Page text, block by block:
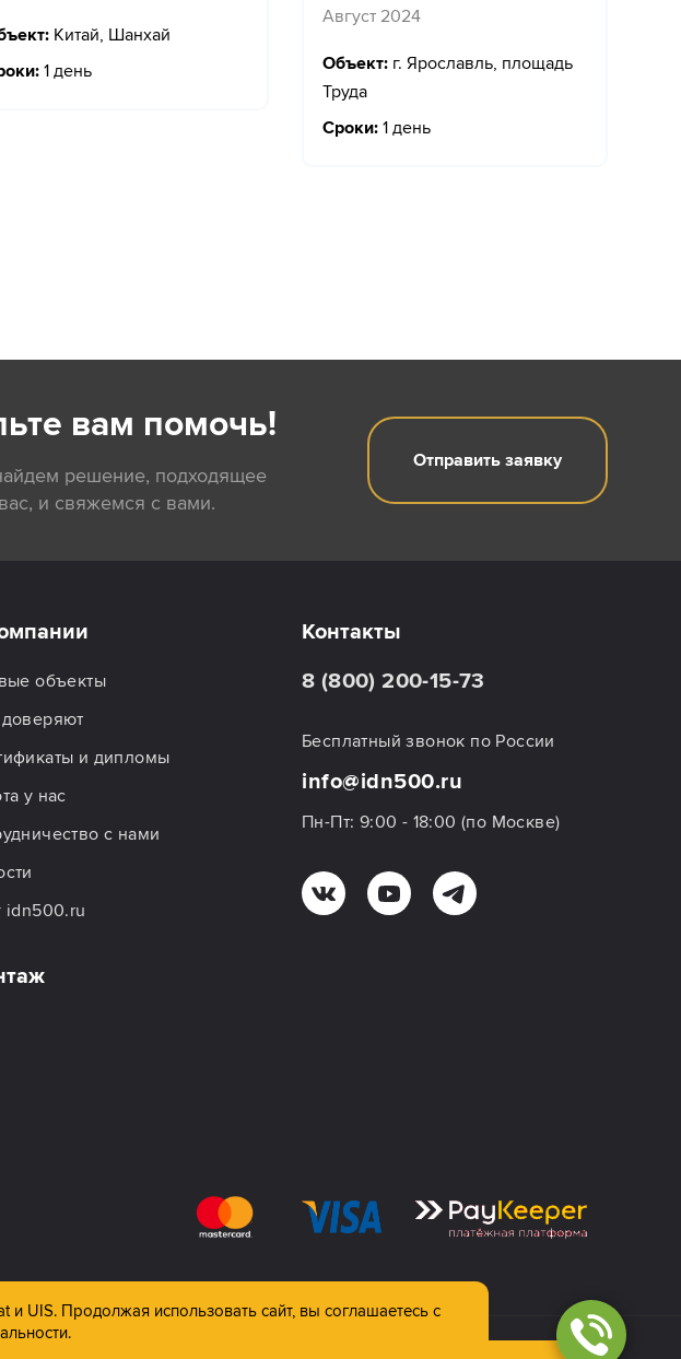
Китай, Шанхай
1 день
Август 2024
Объект: г. Ярославль, площадь
Труда
Сроки: 1 день
вам помочь!
решение, подходящее
и свяжемся с вами.
Отправить заявку
объекты
и дипломы
у нас
с нами
idn500.ru
Контакты
8 (800) 200-15-73
Бесплатный звонок по России
info@idn500.ru
Пн-Пт: 9:00 - 18:00 (по Москве)
UIS. Продолжая использовать сайт, вы соглашаетесь с